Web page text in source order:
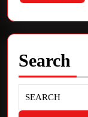
Search